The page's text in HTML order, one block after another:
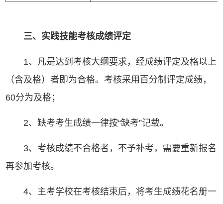
三、实践技能考核成绩评定
1、凡是达到考核大纲要求，经成绩评定及格以上
（含及格）者即为合格。考核采用百分制评定成绩，
60分为及格；
2、缺考考生成绩一律按“缺考”记载。
3、考核成绩不合格者，不予补考，需要重新报名
再参加考核。
4、主考学校在考核结束后，将考生成绩花名册一